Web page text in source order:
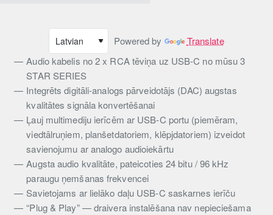
Powered by
Translate
Audio kabelis no 2 x RCA tēviņa uz USB-C no mūsu 3
STAR SERIES
Integrēts digitāli-analogs pārveidotājs (DAC) augstas
kvalitātes signāla konvertēšanai
Ļauj multimediju ierīcēm ar USB-C portu (piemēram,
viedtālruņiem, planšetdatoriem, klēpjdatoriem) izveidot
savienojumu ar analogo audioiekārtu
Augsta audio kvalitāte, pateicoties 24 bitu / 96 kHz
paraugu ņemšanas frekvencei
Savietojams ar lielāko daļu USB-C saskarnes ierīču
“Plug & Play” — draivera instalēšana nav nepieciešama